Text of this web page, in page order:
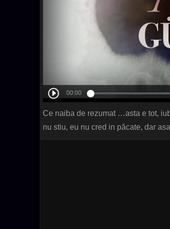
Ce naiba de rezumat …asta e tot,
nu stiu, eu nu cred in păcate, dar